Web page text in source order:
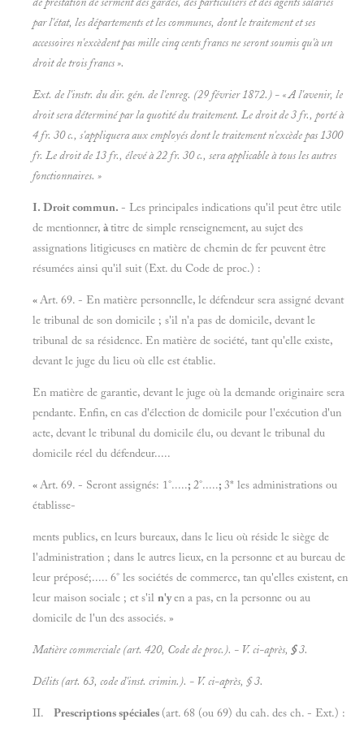
par l'état, les départements et les communes, dont le traitement et ses
accessoires n'excèdent pas mille cinq cents francs ne seront soumis qu'à un
droit de trois francs ».
Ext. de l'instr. du dir. gén. de l'enreg. (29 février 1872.) - « A l'avenir, le
droit sera déterminé par la quotité du traitement. Le droit de 3 fr., porté à
4 fr. 30 c., s'appliquera aux employés dont le traitement n'excède pas 1300
fr. Le droit de 13 fr., élevé à 22 fr. 30 c., sera applicable à tous les autres
fonctionnaires. »
I. Droit commun. - Les principales indications qu'il peut être utile
de mentionner, àtitre de simple renseignement, au sujet des
assignations litigieuses en matière de chemin de fer peuvent être
résumées ainsi qu'il suit (Ext. du Code de proc.) :
«Art. 69. - En matière personnelle, le défendeur sera assigné devant
le tribunal de son domicile ; s'il n'a pas de domicile, devant le
tribunal de sa résidence. En matière de société, tant qu'elle existe,
devant le juge du lieu où elle est établie.
En matière de garantie, devant le juge où la demande originaire sera
pendante. Enfin, en cas d'élection de domicile pour l'exécution d'un
acte, devant le tribunal du domicile élu, ou devant le tribunal du
domicile réel du défendeur.....
«Art. 69. - Seront assignés: 1°.....; 2°.....; 3* les administrations ou
établisse-
ments publics, en leurs bureaux, dans le lieu où réside le siège de
l'administration ; dans le autres lieux, en la personne et au bureau de
leur préposé;..... 6° les sociétés de commerce, tan qu'elles existent, en
leur maison sociale ; et s'il n'yen a pas, en la personne ou au
domicile de l'un des associés. »
Matière commerciale (art. 420, Code de proc.). - V. ci-après, §3.
Délits (art. 63, code d'inst. crimin.). - V. ci-après, § 3.
II. Prescriptions spéciales (art. 68 (ou 69) du cah. des ch. - Ext.) :